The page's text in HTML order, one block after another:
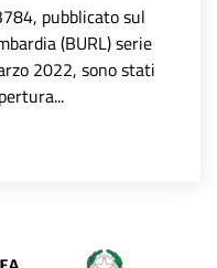
pubblicato sul
(BURL) serie
2022, sono stati